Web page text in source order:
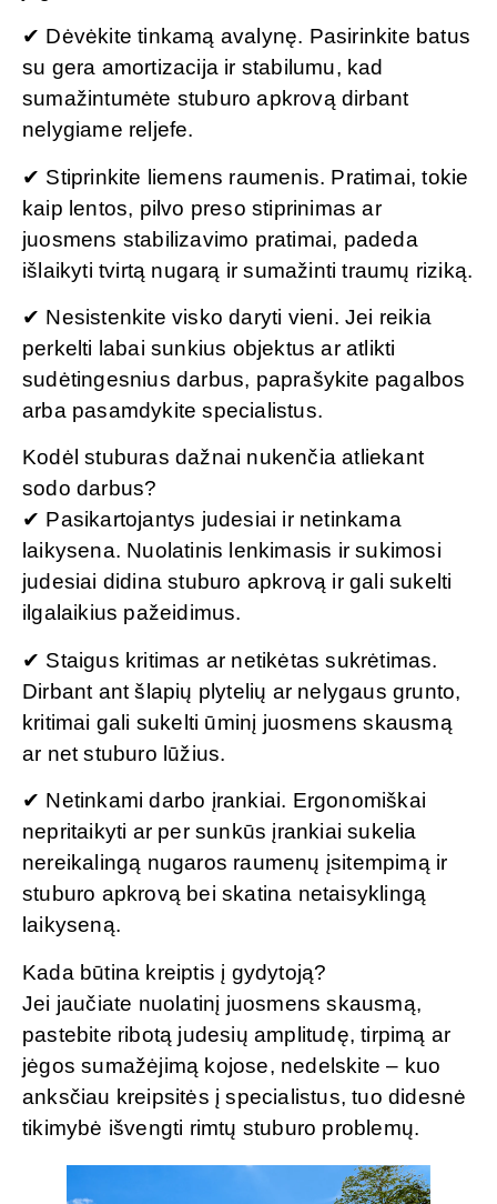
✔ Dėvėkite tinkamą avalynę. Pasirinkite batus
su gera amortizacija ir stabilumu, kad
sumažintumėte stuburo apkrovą dirbant
nelygiame reljefe.
✔ Stiprinkite liemens raumenis. Pratimai, tokie
kaip lentos, pilvo preso stiprinimas ar
juosmens stabilizavimo pratimai, padeda
išlaikyti tvirtą nugarą ir sumažinti traumų riziką.
✔ Nesistenkite visko daryti vieni. Jei reikia
perkelti labai sunkius objektus ar atlikti
sudėtingesnius darbus, paprašykite pagalbos
arba pasamdykite specialistus.
Kodėl stuburas dažnai nukenčia atliekant
sodo darbus?
✔ Pasikartojantys judesiai ir netinkama
laikysena. Nuolatinis lenkimasis ir sukimosi
judesiai didina stuburo apkrovą ir gali sukelti
ilgalaikius pažeidimus.
✔ Staigus kritimas ar netikėtas sukrėtimas.
Dirbant ant šlapių plytelių ar nelygaus grunto,
kritimai gali sukelti ūminį juosmens skausmą
ar net stuburo lūžius.
✔ Netinkami darbo įrankiai. Ergonomiškai
nepritaikyti ar per sunkūs įrankiai sukelia
nereikalingą nugaros raumenų įsitempimą ir
stuburo apkrovą bei skatina netaisyklingą
laikyseną.
Kada būtina kreiptis į gydytoją?
Jei jaučiate nuolatinį juosmens skausmą,
pastebite ribotą judesių amplitudę, tirpimą ar
jėgos sumažėjimą kojose, nedelskite – kuo
anksčiau kreipsitės į specialistus, tuo didesnė
tikimybė išvengti rimtų stuburo problemų.